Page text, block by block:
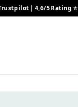
| 4,6/5 Rating ⭐️